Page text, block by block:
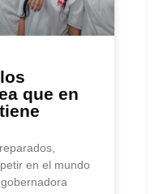
que en
en el mundo